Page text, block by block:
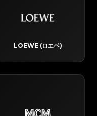
LOEWE (ロエベ)